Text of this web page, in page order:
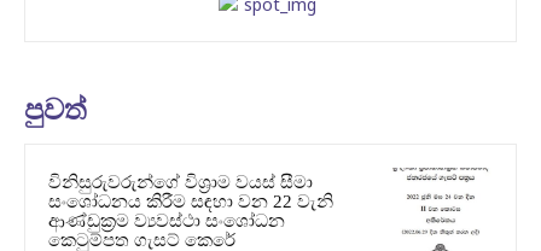
පුවත්
විනිසුරුවරුන්ගේ විශ්‍රාම වයස් සීමා
සංශෝධනය කිරීම සඳහා වන 22 වැනි
ආණ්ඩුක්‍රම ව්‍යවස්ථා සංශෝධන
කෙටුම්පත ගැසට් කෙරේ